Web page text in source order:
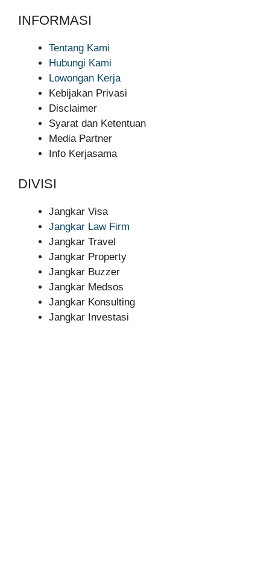
INFORMASI
Tentang Kami
Hubungi Kami
Lowongan Kerja
Kebijakan Privasi
Disclaimer
Syarat dan Ketentuan
Media Partner
Info Kerjasama
DIVISI
Jangkar Visa
Jangkar Law Firm
Jangkar Travel
Jangkar Property
Jangkar Buzzer
Jangkar Medsos
Jangkar Konsulting
Jangkar Investasi